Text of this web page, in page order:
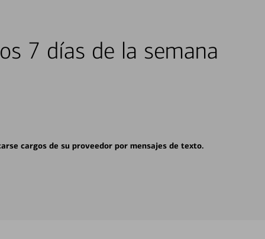
7 días de la semana
cargos de su proveedor por mensajes de texto.